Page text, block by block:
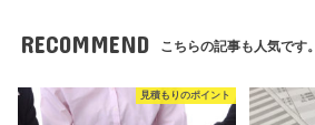
RECOMMEND こちらの記事も人気です。
見積もりのポイント